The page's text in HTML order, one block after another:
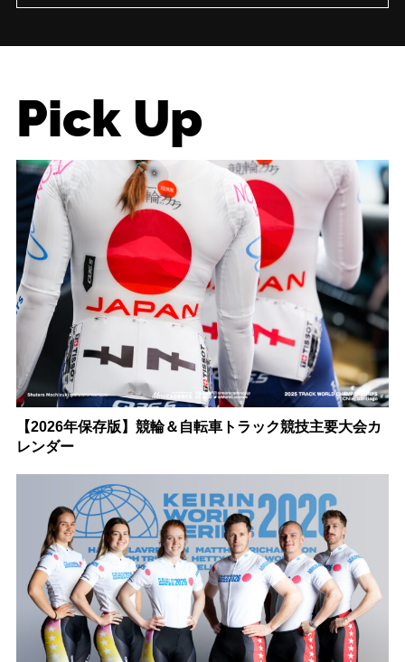
Pick Up
【2026年保存版】競輪＆自転車トラック競技主要大会カ
レンダー